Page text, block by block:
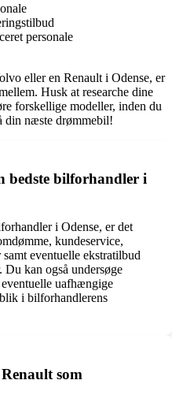
personale
eller en Renault i Odense, er
Husk at researche dine
forskellige modeller, inden du
din næste drømmebil!
bedste bilforhandler i
i Odense, er det
kundeservice,
eventuelle ekstratilbud
Du kan også undersøge
uafhængige
i bilforhandlerens
som